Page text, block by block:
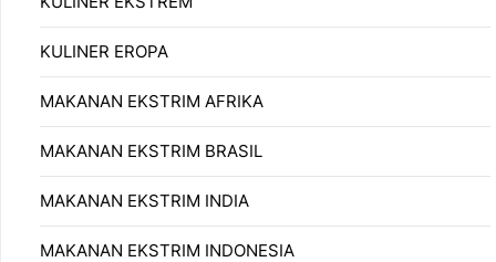
KULINER EROPA
MAKANAN EKSTRIM AFRIKA
MAKANAN EKSTRIM BRASIL
MAKANAN EKSTRIM INDIA
MAKANAN EKSTRIM INDONESIA